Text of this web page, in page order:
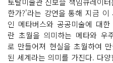
한가?'라는 강연을 통해 지금
인 메타버스와 공공미술에 대
란 초월을 의미하는 메타와 우
로 만들어져 현실을 초월하여
된 세계라는 의미를 가진다. 다